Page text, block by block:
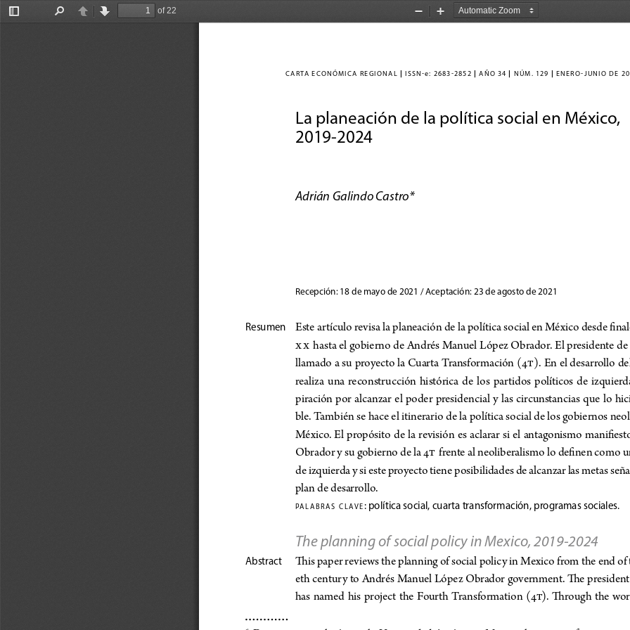
Toggle
PreviousNext
of 22
Zoom
Zoom
CARTA ECONÓMICA REGIONAL | issn-e:  2683-2852 | año 34 | núm. 129 | enero-JUnio de 2
La planeación de la política social en México,
2019-2024
Adrián Galindo Castro*
Recepción: 18 de mayo de 2021 / Aceptación: 23 de agosto de 2021
Resumen
Este artículo revisa la planeación de la política social en México desde
xx hasta el gobierno de Andrés Manuel López Obrador. El presidente
llamado a su proyecto la Cuarta Transformación (4T). En el desarrollo
realiza  una  reconstrucción  histórica  de  los  partidos  políticos  de
piración  por  alcanzar  el  poder  presidencial  y  las  circunstancias  que  lo
ble. También se hace el itinerario de la política social de los gobiernos
México.  El  propósito  de  la  revisión  es  aclarar  si  el  antagonismo
Obrador y su gobierno de la 4T frente al neoliberalismo lo definen como
de izquierda y si este proyecto tiene posibilidades de alcanzar las metas
plan de desarrollo.
pa l a b r a s c l a v e : política social, cuarta transformación, programas sociales.
The planning of social policy in Mexico, 2019-2024
Abstract This paper reviews the planning of social policy in Mexico from the end
eth century to Andrés Manuel López Obrador government. The
has  named  his  project  the  Fourth  Transformation  (4T).  Through  the